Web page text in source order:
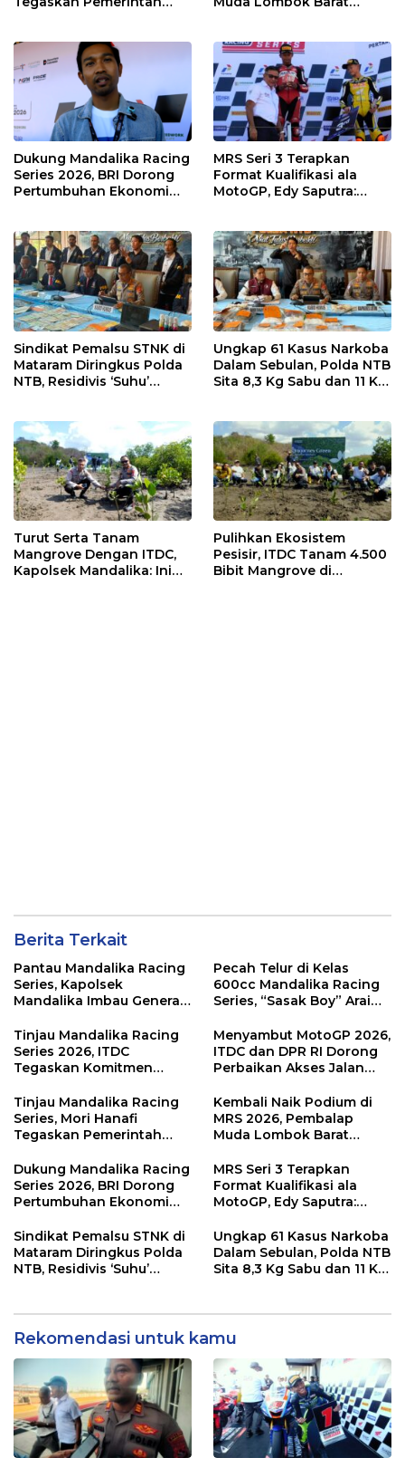
Dukung Mandalika Racing
Series 2026, BRI Dorong
Pertumbuhan Ekonomi
MRS Seri 3 Terapkan
Format Kualifikasi ala
MotoGP, Edy Saputra:
Sindikat Pemalsu STNK di
Mataram Diringkus Polda
NTB, Residivis ‘Suhu’
Ungkap 61 Kasus Narkoba
Dalam Sebulan, Polda NTB
Sita 8,3 Kg Sabu dan 11 Kg
Turut Serta Tanam
Mangrove Dengan ITDC,
Kapolsek Mandalika: Ini
Pulihkan Ekosistem
Pesisir, ITDC Tanam 4.500
Bibit Mangrove di
Berita Terkait
Pantau Mandalika Racing
Series, Kapolsek
Mandalika Imbau Generasi
Sirkuit, Bukan Jalan Raya
Pecah Telur di Kelas
600cc Mandalika Racing
Series, “Sasak Boy” Arai
Kemenangan
Tinjau Mandalika Racing
Series 2026, ITDC
Tegaskan Komitmen
Dampak Ekonomi
Kawasan
Menyambut MotoGP 2026,
ITDC dan DPR RI Dorong
Perbaikan Akses Jalan
di KEK Mandalika
Tinjau Mandalika Racing
Series, Mori Hanafi
Tegaskan Pemerintah
NTB
Kembali Naik Podium di
MRS 2026, Pembalap
Muda Lombok Barat
Menuju Tingkat Asia
Dukung Mandalika Racing
Series 2026, BRI Dorong
Pertumbuhan Ekonomi
MRS Seri 3 Terapkan
Format Kualifikasi ala
MotoGP, Edy Saputra:
dan Efektif
Sindikat Pemalsu STNK di
Mataram Diringkus Polda
NTB, Residivis ‘Suhu’
Ungkap 61 Kasus Narkoba
Dalam Sebulan, Polda NTB
Sita 8,3 Kg Sabu dan 11 Kg
Rekomendasi untuk kamu